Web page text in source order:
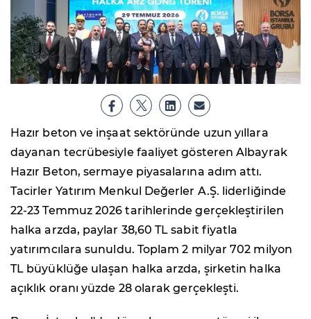
Hazır beton ve inşaat sektöründe uzun yıllara
dayanan tecrübesiyle faaliyet gösteren Albayrak
Hazır Beton, sermaye piyasalarına adım attı.
Tacirler Yatırım Menkul Değerler A.Ş. liderliğinde
22-23 Temmuz 2026 tarihlerinde gerçekleştirilen
halka arzda, paylar 38,60 TL sabit fiyatla
yatırımcılara sunuldu. Toplam 2 milyar 702 milyon
TL büyüklüğe ulaşan halka arzda, şirketin halka
açıklık oranı yüzde 28 olarak gerçekleşti.